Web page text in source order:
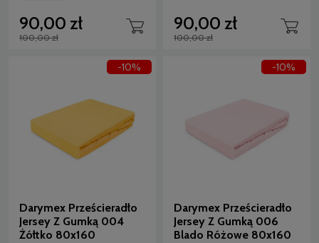
90,00 zł
100,00 zł
90,00 zł
100,00 zł
Darymex Prześcieradło
Jersey Z Gumką 004
Żółtko 80x160
-10%
Darymex Prześcieradło
Jersey Z Gumką 006
Blado Różowe 80x160
-10%